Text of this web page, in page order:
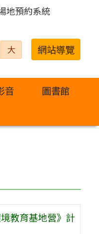
地預約系統
大 網站導覽
音
圖書館
教育基地營》計